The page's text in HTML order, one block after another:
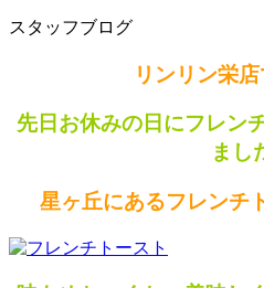
スタッフブログ
リンリン栄
先日お休みの日にフレン
まし
星ヶ丘にあるフレンチ